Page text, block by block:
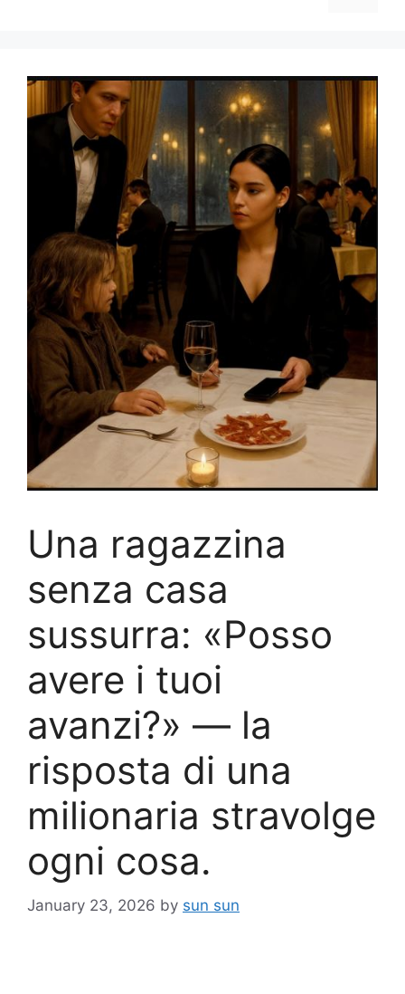
Una ragazzina
senza casa
sussurra: «Posso
avere i tuoi
avanzi?» — la
risposta di una
milionaria stravolge
ogni cosa.
January 23, 2026 by sun sun